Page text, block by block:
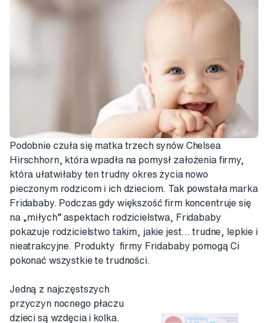
Podobnie czuła się matka trzech synów Chelsea
Hirschhorn, która wpadła na pomysł założenia firmy,
która ułatwiłaby ten trudny okres życia nowo
pieczonym rodzicom i ich dzieciom. Tak powstała marka
Fridababy. Podczas gdy większość firm koncentruje się
na „miłych” aspektach rodzicielstwa, Fridababy
pokazuje rodzicielstwo takim, jakie jest… trudne, lepkie i
nieatrakcyjne. Produkty firmy Fridababy pomogą Ci
pokonać wszystkie te trudności.
Jedną z najczęstszych
przyczyn nocnego płaczu
dzieci są wzdęcia i kolka.